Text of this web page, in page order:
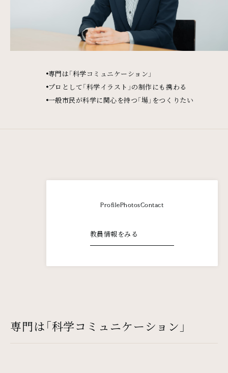
専門は「科学コミュニケーション」
プロとして「科学イラスト」の制作にも携わる
一般市民が科学に関心を持つ「場」をつくりたい
ProfilePhotosContact
教員情報をみる
専門は「科学コミュニケーション」